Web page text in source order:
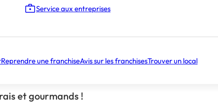
Service aux entreprises
Reprendre une franchiseAvis sur les franchisesTrouver un local
Âge moyen des franchisés
et gourmands !